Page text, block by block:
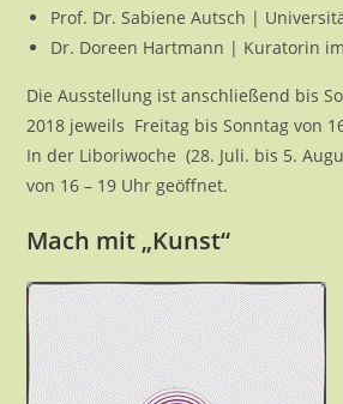
Prof. Dr. Sabiene Autsch |
Dr. Doreen Hartmann | Kuratorin
Die Ausstellung ist anschließend bis
2018 jeweils Freitag bis Sonntag von
In der Liboriwoche (28. Juli. bis 5.
von 16 – 19 Uhr geöffnet.
Mach mit „Kunst“